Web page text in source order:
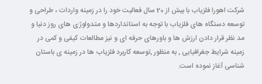
شرکت اهورا فلزیاب با بیش از 20 سال فعالیت خود را در زمینه واردات ، طراحی و
توسعه دستگاه های فلزیاب با توجه به استانداردها و متدولوژی های روز دنیا و
مد نظر قرار دادن ارزش ها و باورهای حرفه ای و نیز مطالعات کیفی و کمی در
زمینه شرایط جغرافیایی , به منظور ,توسعه کاربرد فلزیاب ها در زمینه ی باستان
شناسی آغاز نموده است.